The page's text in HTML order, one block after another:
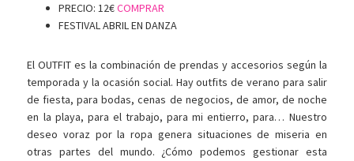
PRECIO: 12€COMPRAR
FESTIVAL ABRIL EN DANZA
El OUTFIT es la combinación de prendas y accesorios según la
temporada y la ocasión social. Hay outfits de verano para salir
de fiesta, para bodas, cenas de negocios, de amor, de noche
en la playa, para el trabajo, para mi entierro, para… Nuestro
deseo voraz por la ropa genera situaciones de miseria en
otras partes del mundo. ¿Cómo podemos gestionar esta